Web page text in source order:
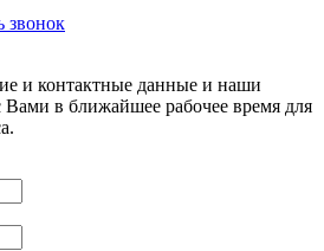
звонок
и контактные данные и наши
Вами в ближайшее рабочее время для